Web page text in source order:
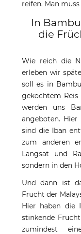
reifen. Man
In
die
Wie reich die
erleben wir
soll es in
gekochtem
werden uns
angeboten.
sind die Iban
zum anderen
Langsat und
sondern in den
Und dann ist
Frucht der
Hier haben die
stinkende
zumindest